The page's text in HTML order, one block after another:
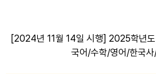
[2024년 11월 14일 시행] 2025학년
국어/수학/영어/한국